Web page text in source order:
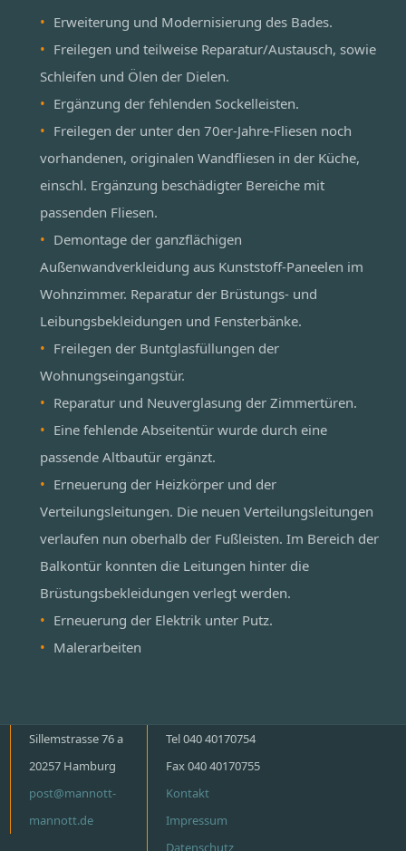
Erweiterung und Modernisierung des Bades.
Freilegen und teilweise Reparatur/Austausch, sowie
Schleifen und Ölen der Dielen.
Ergänzung der fehlenden Sockelleisten.
Freilegen der unter den 70er-Jahre-Fliesen noch
vorhandenen, originalen Wandfliesen in der Küche,
einschl. Ergänzung beschädigter Bereiche mit
passenden Fliesen.
Demontage der ganzflächigen
Außenwandverkleidung aus Kunststoff-Paneelen im
Wohnzimmer. Reparatur der Brüstungs- und
Leibungsbekleidungen und Fensterbänke.
Freilegen der Buntglasfüllungen der
Wohnungseingangstür.
Reparatur und Neuverglasung der Zimmertüren.
Eine fehlende Abseitentür wurde durch eine
passende Altbautür ergänzt.
Erneuerung der Heizkörper und der
Verteilungsleitungen. Die neuen Verteilungsleitungen
verlaufen nun oberhalb der Fußleisten. Im Bereich der
Balkontür konnten die Leitungen hinter die
Brüstungsbekleidungen verlegt werden.
Erneuerung der Elektrik unter Putz.
Malerarbeiten
Sillemstrasse 76 a
20257 Hamburg
post@mannott-
mannott.de
Tel 040 40170754
Fax 040 40170755
Kontakt
Impressum
Datenschutz